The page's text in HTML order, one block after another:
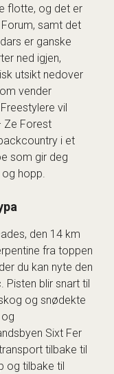
flotte, og det er
samt det
er ganske
ned igjen,
utsikt nedover
vender
vil
Ze Forest
i et
som gir deg
hopp.
den 14 km
fra toppen
du kan nyte den
blir snart til
og snødekte
Sixt Fer
tilbake til
og tilbake til